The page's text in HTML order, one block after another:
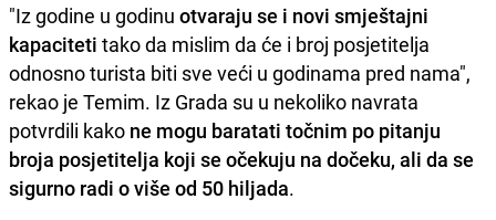
"Iz godine u godinu otvaraju se i novi smještajni
kapaciteti tako da mislim da će i broj posjetitelja
odnosno turista biti sve veći u godinama pred nama",
rekao je Temim. Iz Grada su u nekoliko navrata
potvrdili kako ne mogu baratati točnim po pitanju
broja posjetitelja koji se očekuju na dočeku, ali da se
sigurno radi o više od 50 hiljada.